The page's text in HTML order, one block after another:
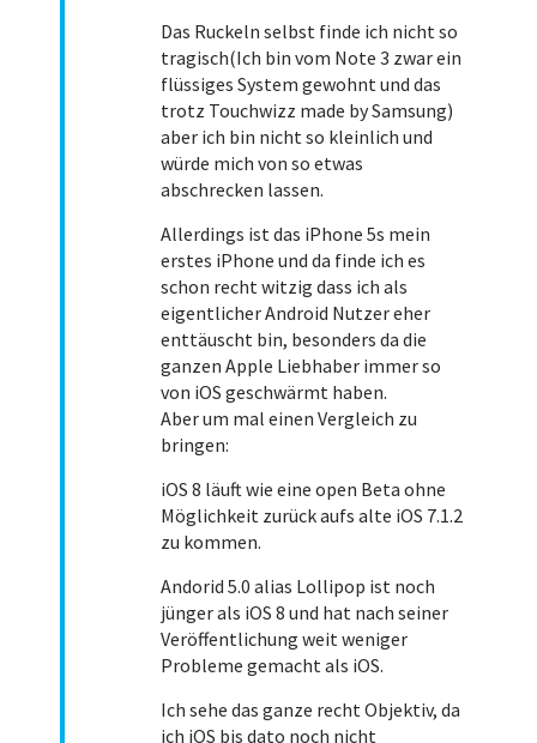
Das Ruckeln selbst finde ich nicht so
tragisch(Ich bin vom Note 3 zwar ein
flüssiges System gewohnt und das
trotz Touchwizz made by Samsung)
aber ich bin nicht so kleinlich und
würde mich von so etwas
abschrecken lassen.
Allerdings ist das iPhone 5s mein
erstes iPhone und da finde ich es
schon recht witzig dass ich als
eigentlicher Android Nutzer eher
enttäuscht bin, besonders da die
ganzen Apple Liebhaber immer so
von iOS geschwärmt haben.
Aber um mal einen Vergleich zu
bringen:
iOS 8 läuft wie eine open Beta ohne
Möglichkeit zurück aufs alte iOS 7.1.2
zu kommen.
Andorid 5.0 alias Lollipop ist noch
jünger als iOS 8 und hat nach seiner
Veröffentlichung weit weniger
Probleme gemacht als iOS.
Ich sehe das ganze recht Objektiv, da
ich iOS bis dato noch nicht